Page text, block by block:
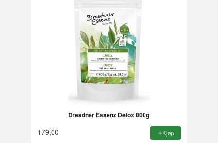
Dresdner Essenz Detox 800g
179,00 Kjøp